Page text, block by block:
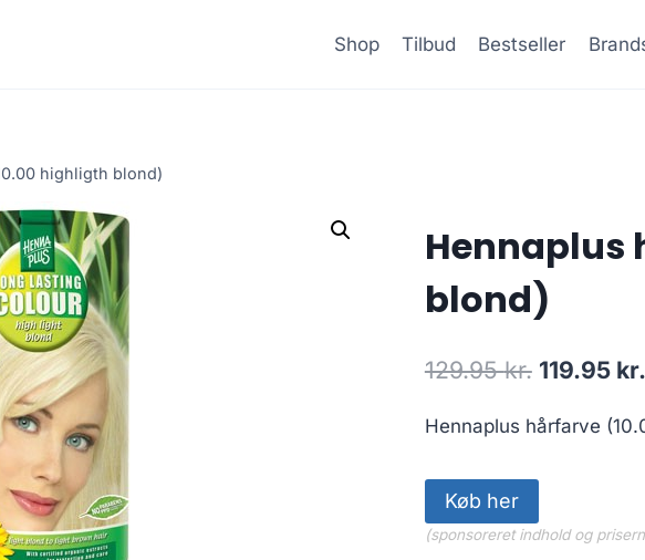
Shop Tilbud Bestseller
highligth blond)
Hennaplus
blond)
129.95kr. Den
pris
var:
129.95 kr..
119.95 kr.
Hennaplus hårfarve
Køb her
(sponsoreret indhold og